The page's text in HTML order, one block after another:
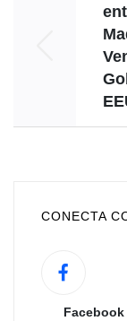
CONECTA
Facebook